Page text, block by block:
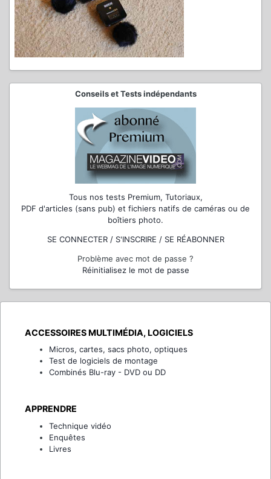
Conseils et Tests indépendants
Tous nos tests Premium, Tutoriaux,
PDF d'articles (sans pub) et fichiers natifs de caméras ou de
boîtiers photo.
SE CONNECTER / S'INSCRIRE / SE RÉABONNER
Problème avec mot de passe ?
Réinitialisez le mot de passe
ACCESSOIRES MULTIMÉDIA, LOGICIELS
Micros, cartes, sacs photo, optiques
Test de logiciels de montage
Combinés Blu-ray - DVD ou DD
APPRENDRE
Technique vidéo
Enquêtes
Livres